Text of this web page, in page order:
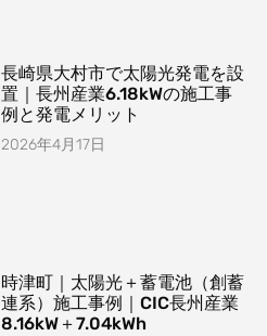
長崎県大村市で太陽光発電を設
置｜長州産業6.18kWの施工事
例と発電メリット
2026年4月17日
時津町｜太陽光＋蓄電池（創蓄
連系）施工事例｜CIC長州産業
8.16kW＋7.04kWh